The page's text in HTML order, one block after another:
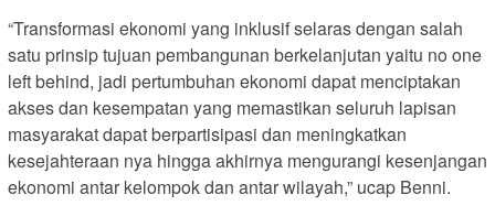
“Transformasi ekonomi yang inklusif selaras dengan salah
satu prinsip tujuan pembangunan berkelanjutan yaitu no one
left behind, jadi pertumbuhan ekonomi dapat menciptakan
akses dan kesempatan yang memastikan seluruh lapisan
masyarakat dapat berpartisipasi dan meningkatkan
kesejahteraan nya hingga akhirnya mengurangi kesenjangan
ekonomi antar kelompok dan antar wilayah,” ucap Benni.